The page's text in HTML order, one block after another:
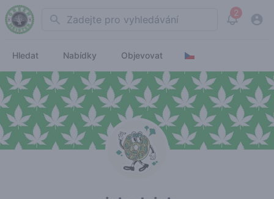
Search 2
View
Hledat Nabídky Objevovat